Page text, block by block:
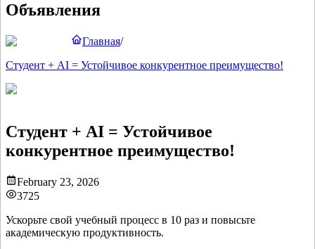
Объявления
Главная/
Студент + AI = Устойчивое конкурентное преимущество!
Студент + AI = Устойчивое
конкурентное преимущество!
February 23, 2026
3725
Ускорьте свой учебный процесс в 10 раз и повысьте
академическую продуктивность.